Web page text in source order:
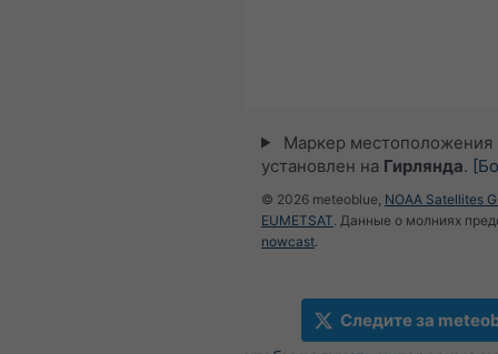
Маркер местоположения
установлен на Гирлянда.
© 2026 meteoblue, NOAA Satellites
EUMETSAT. Данные о молниях
nowcast.
Следите за